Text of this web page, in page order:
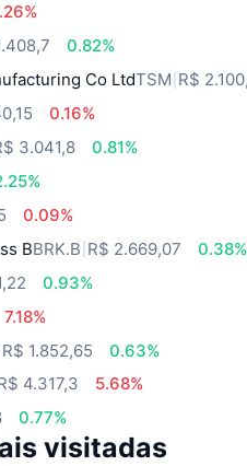
0.82%
Co LtdTSM R$
0.16%
3.041,8
0.81%
0.09%
BBRK.B R$ 2.669,07
0.38%
0.93%
7.18%
R$ 1.852,65
0.63%
4.317,3
5.68%
0.77%
visitadas